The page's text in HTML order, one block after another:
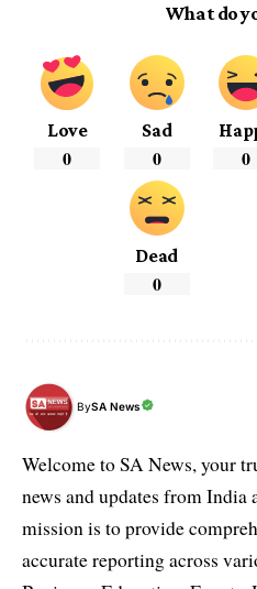
What do
Love
0
Sad
0 0
Dead
0
BySA News
Welcome to SA News, your
news and updates from India
mission is to provide
accurate reporting across